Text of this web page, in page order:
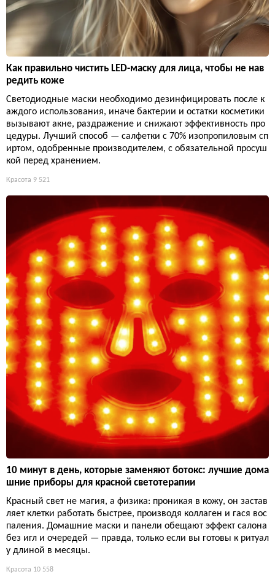
Как правильно чистить LED-маску для лица, чтобы не нав
редить коже
Светодиодные маски необходимо дезинфицировать после к
аждого использования, иначе бактерии и остатки косметики
вызывают акне, раздражение и снижают эффективность про
цедуры. Лучший способ — салфетки с 70% изопропиловым сп
иртом, одобренные производителем, с обязательной просуш
кой перед хранением.
Красота 9 521
10 минут в день, которые заменяют ботокс: лучшие дома
шние приборы для красной светотерапии
Красный свет не магия, а физика: проникая в кожу, он застав
ляет клетки работать быстрее, производя коллаген и гася вос
паления. Домашние маски и панели обещают эффект салона
без игл и очередей — правда, только если вы готовы к ритуал
у длиной в месяцы.
Красота 10 558